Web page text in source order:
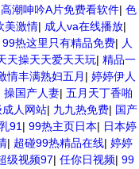
潮呻吟A片免费看软件| 色
美激情| 成人va在线播放|
99热这里只有精品免费| 人
天操天天爱天天玩| 精品一
情丰满熟妇五月 | 婷婷伊人
操国产人妻| 五月天丁香啪
成人网站| 九九热免费| 国产
91 | 99热主页日本| 日本婷
| 超碰99热精品在线| 婷婷
级视频97| 任你日视频| 99